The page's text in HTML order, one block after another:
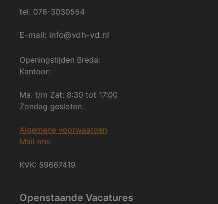
tel: 076-3030554
E-mail: info@vdh-vd.nl
Openingstijden Breda:
Kantoor:
Ma. t/m Zat: 8:30 tot 17:00
Zondag gesloten.
Algemene voorwaarden
Mail ons
KVK: 59667419
Openstaande Vacatures